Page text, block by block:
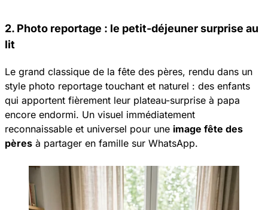
2. Photo reportage : le petit-déjeuner surprise au
lit
Le grand classique de la fête des pères, rendu dans un
style photo reportage touchant et naturel : des enfants
qui apportent fièrement leur plateau-surprise à papa
encore endormi. Un visuel immédiatement
reconnaissable et universel pour une image fête des
pères à partager en famille sur WhatsApp.